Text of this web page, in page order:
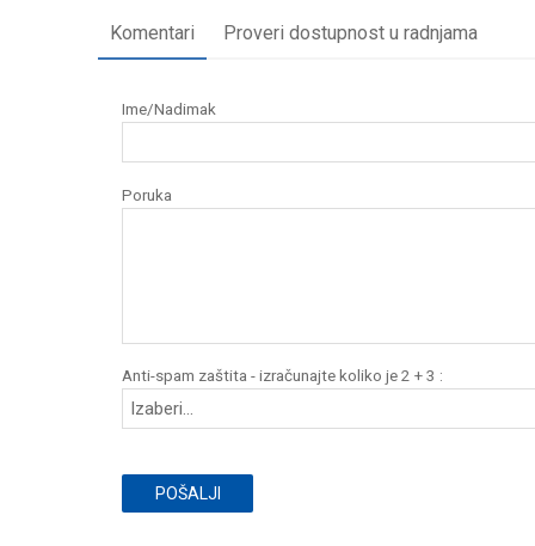
Komentari Proveri dostupnost u radnjama
Ime/Nadimak
Poruka
Anti-spam zaštita - izračunajte koliko je 2 + 3 :
POŠALJI